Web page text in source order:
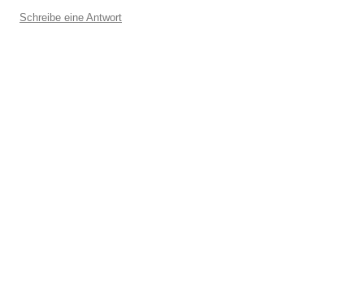
Schreibe eine Antwort